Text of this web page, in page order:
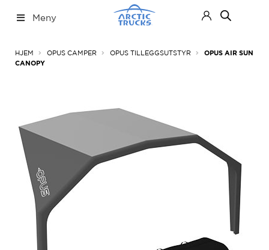
til
til
Meny
ut
HJEM OPUS CAMPER OPUS TILLEGGSUTSTYR
OPUS AIR SUN
CANOPY